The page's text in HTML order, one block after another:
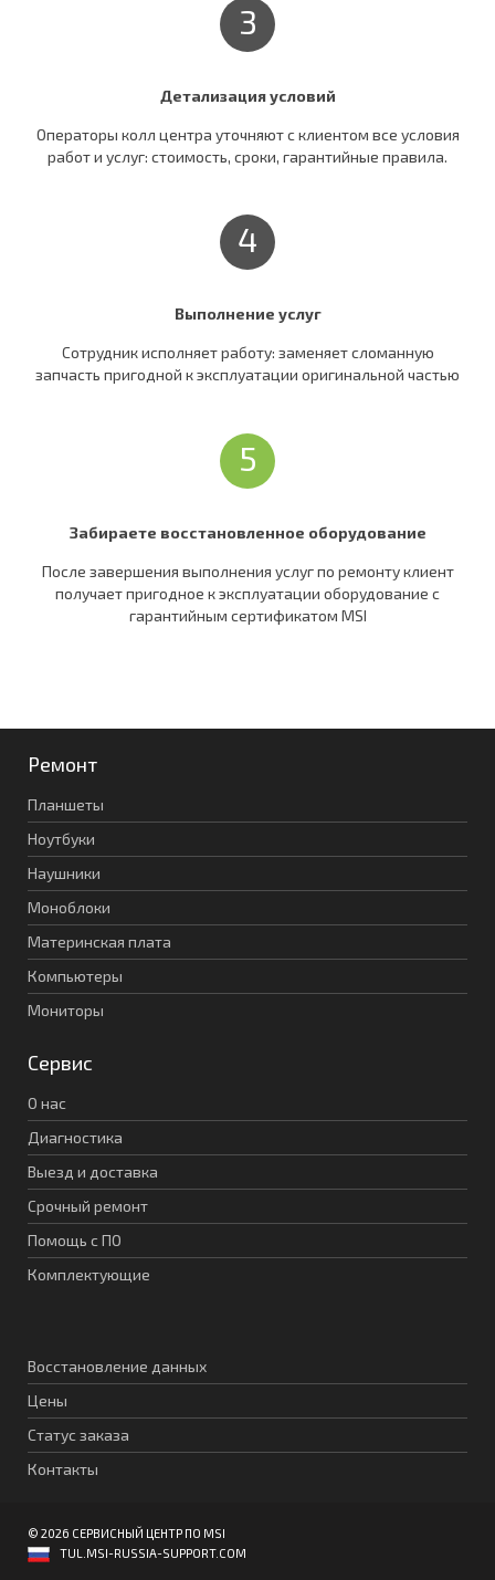
3
Детализация условий
Операторы колл центра уточняют c клиентом все условия
работ и услуг: стоимость, сроки, гарантийные правила.
4
Выполнение услуг
Сотрудник исполняет работу: заменяет сломанную
запчасть пригодной к эксплуатации оригинальной частью
5
Забираете восстановленное оборудование
После завершения выполнения услуг по ремонту клиент
получает пригодное к эксплуатации оборудование c
гарантийным сертификатом MSI
Ремонт
Планшеты
Ноутбуки
Наушники
Моноблоки
Материнская плата
Компьютеры
Мониторы
Сервис
О нас
Диагностика
Выезд и доставка
Срочный ремонт
Помощь с ПО
Комплектующие
Восстановление данных
Цены
Статус заказа
Контакты
© 2026 СЕРВИСНЫЙ ЦЕНТР ПО MSI
TUL.MSI-RUSSIA-SUPPORT.COM